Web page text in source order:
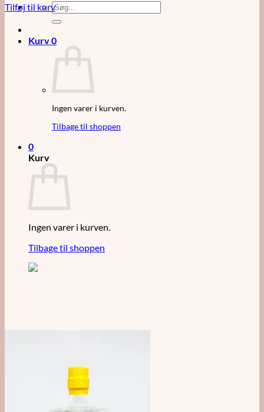
Søg
efter:
Kurv0
Ingen varer i kurven.
Tilbage til shoppen
0
Kurv
Ingen varer i kurven.
Tilbage til shoppen
Tilføj til kurv